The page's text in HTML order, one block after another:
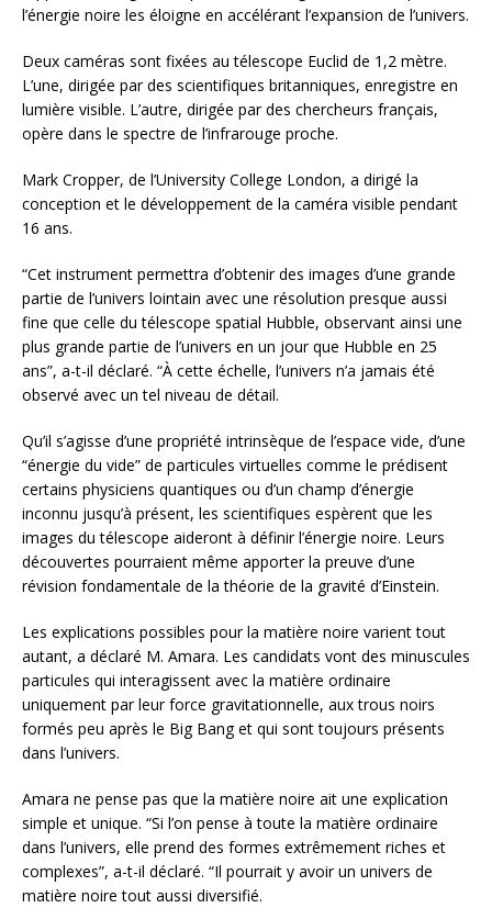
l’énergie noire les éloigne en accélérant l’expansion de l’univers.
Deux caméras sont fixées au télescope Euclid de 1,2 mètre.
L’une, dirigée par des scientifiques britanniques, enregistre en
lumière visible. L’autre, dirigée par des chercheurs français,
opère dans le spectre de l’infrarouge proche.
Mark Cropper, de l’University College London, a dirigé la
conception et le développement de la caméra visible pendant
16 ans.
“Cet instrument permettra d’obtenir des images d’une grande
partie de l’univers lointain avec une résolution presque aussi
fine que celle du télescope spatial Hubble, observant ainsi une
plus grande partie de l’univers en un jour que Hubble en 25
ans”, a-t-il déclaré. “À cette échelle, l’univers n’a jamais été
observé avec un tel niveau de détail.
Qu’il s’agisse d’une propriété intrinsèque de l’espace vide, d’une
“énergie du vide” de particules virtuelles comme le prédisent
certains physiciens quantiques ou d’un champ d’énergie
inconnu jusqu’à présent, les scientifiques espèrent que les
images du télescope aideront à définir l’énergie noire. Leurs
découvertes pourraient même apporter la preuve d’une
révision fondamentale de la théorie de la gravité d’Einstein.
Les explications possibles pour la matière noire varient tout
autant, a déclaré M. Amara. Les candidats vont des minuscules
particules qui interagissent avec la matière ordinaire
uniquement par leur force gravitationnelle, aux trous noirs
formés peu après le Big Bang et qui sont toujours présents
dans l’univers.
Amara ne pense pas que la matière noire ait une explication
simple et unique. “Si l’on pense à toute la matière ordinaire
dans l’univers, elle prend des formes extrêmement riches et
complexes”, a-t-il déclaré. “Il pourrait y avoir un univers de
matière noire tout aussi diversifié.